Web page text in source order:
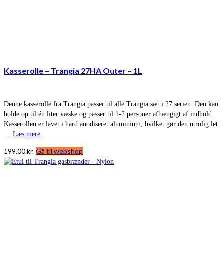
Kasserolle – Trangia 27HA Outer – 1L
Denne kasserolle fra Trangia passer til alle Trangia sæt i 27 serien. Den kan
holde op til én liter væske og passer til 1-2 personer afhængigt af indhold.
Kasserollen er lavet i hård anodiseret aluminium, hvilket gør den utrolig let
Læs mere
199,00kr. Gå til webshop